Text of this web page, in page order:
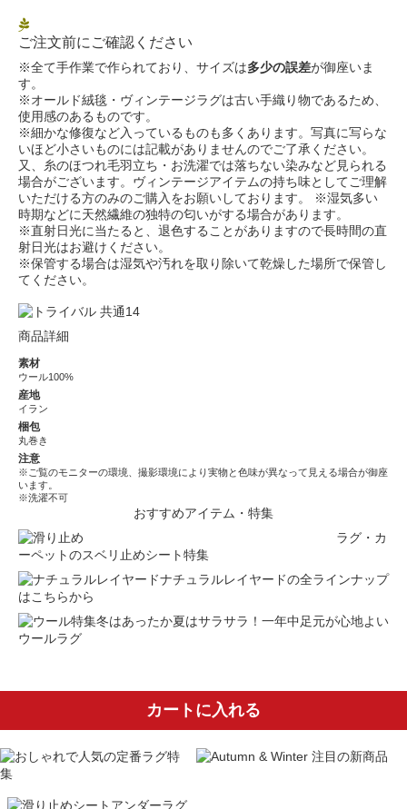
ご注文前にご確認ください
※全て手作業で作られており、サイズは多少の誤差が御座いま
す。
※オールド絨毯・ヴィンテージラグは古い手織り物であるため、
使用感のあるものです。
※細かな修復など入っているものも多くあります。写真に写らな
いほど小さいものには記載がありませんのでご了承ください。
又、糸のほつれ毛羽立ち・お洗濯では落ちない染みなど見られる
場合がございます。ヴィンテージアイテムの持ち味としてご理解
いただける方のみのご購入をお願いしております。 ※湿気多い
時期などに天然繊維の独特の匂いがする場合があります。
※直射日光に当たると、退色することがありますので長時間の直
射日光はお避けください。
※保管する場合は湿気や汚れを取り除いて乾燥した場所で保管し
てください。
商品詳細
素材
ウール100%
産地
イラン
梱包
丸巻き
注意
※ご覧のモニターの環境、撮影環境により実物と色味が異なって見える場合が御座
います。
※洗濯不可
おすすめアイテム・特集
ラグ・カ
ーペットのスベリ止めシート特集
ナチュラルレイヤードの全ラインナップ
はこちらから
冬はあったか夏はサラサラ！一年中足元が心地よい
ウールラグ
カートに入れる